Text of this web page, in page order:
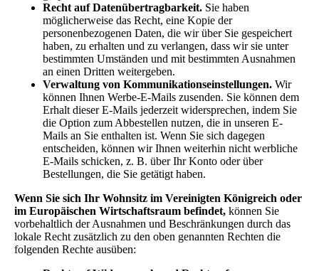
Recht auf Datenübertragbarkeit. Sie haben
möglicherweise das Recht, eine Kopie der
personenbezogenen Daten, die wir über Sie gespeichert
haben, zu erhalten und zu verlangen, dass wir sie unter
bestimmten Umständen und mit bestimmten Ausnahmen
an einen Dritten weitergeben.
Verwaltung von Kommunikationseinstellungen. Wir
können Ihnen Werbe-E-Mails zusenden. Sie können dem
Erhalt dieser E-Mails jederzeit widersprechen, indem Sie
die Option zum Abbestellen nutzen, die in unseren E-
Mails an Sie enthalten ist. Wenn Sie sich dagegen
entscheiden, können wir Ihnen weiterhin nicht werbliche
E-Mails schicken, z. B. über Ihr Konto oder über
Bestellungen, die Sie getätigt haben.
Wenn Sie sich Ihr Wohnsitz im Vereinigten Königreich oder
im Europäischen Wirtschaftsraum befindet, können Sie
vorbehaltlich der Ausnahmen und Beschränkungen durch das
lokale Recht zusätzlich zu den oben genannten Rechten die
folgenden Rechte ausüben: